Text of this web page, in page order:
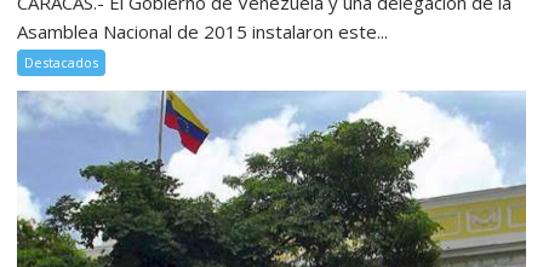
Asamblea Nacional de 2015 instalaron este...
Destacados